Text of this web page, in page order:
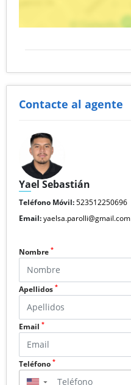
Contacte al agente
Yael Sebastián
Teléfono Móvil:523512250696
Email:yaelsa.parolli@gmail.com
Nombre *
Apellidos *
Email *
Teléfono *
▼